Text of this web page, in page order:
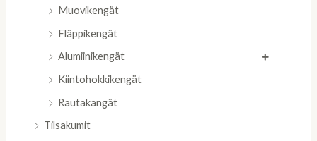
Muovikengät
Fläppikengät
Alumiinikengät
Kiintohokkikengät
Rautakangät
Tilsakumit